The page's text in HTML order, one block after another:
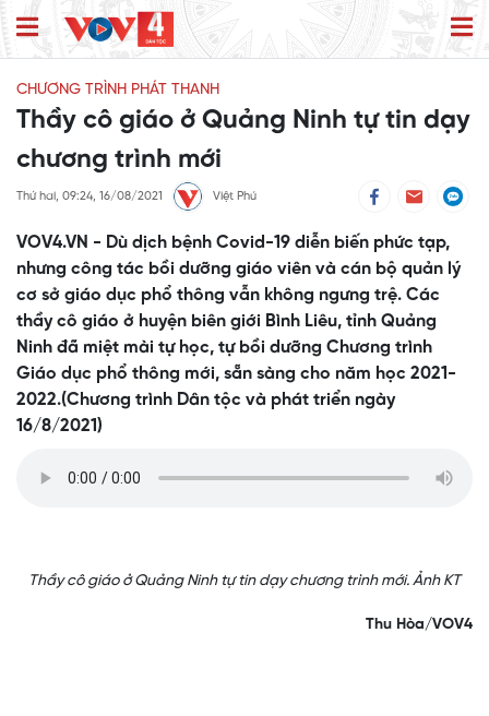
CHƯƠNG TRÌNH PHÁT THANH
Thầy cô giáo ở Quảng Ninh tự tin dạy
chương trình mới
Thứ hai, 09:24, 16/08/2021 Việt Phú
VOV4.VN - Dù dịch bệnh Covid-19 diễn biến phức tạp,
nhưng công tác bồi dưỡng giáo viên và cán bộ quản lý
cơ sở giáo dục phổ thông vẫn không ngưng trệ. Các
thầy cô giáo ở huyện biên giới Bình Liêu, tỉnh Quảng
Ninh đã miệt mài tự học, tự bồi dưỡng Chương trình
Giáo dục phổ thông mới, sẵn sàng cho năm học 2021-
2022.(Chương trình Dân tộc và phát triển ngày
16/8/2021)
Thầy cô giáo ở Quảng Ninh tự tin dạy chương trình mới. Ảnh KT
Thu Hòa/VOV4